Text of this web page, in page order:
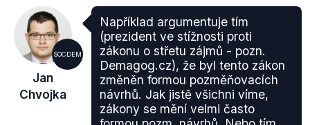
na zrušení služebního zákona, popř. na zrušení
dvaceti jednotlivých ustanovení tohoto zákona.
Ústavní soudnakonec vyhověl prezidentovi
republiky pouze v návrhu na zrušení ustanovení,
které umožňuje vedoucím sedmi ústředních orgánů
státní správy oponovat vládě v jejím případném
záměru snížit v rámci systematizace počet
SOCDEM
Jan
Chvojka
Například argumentuje tím
(prezident ve stížnosti proti
zákonu o střetu zájmů - pozn.
Demagog.cz), že byl tento zákon
změněn formou pozměňovacích
návrhů. Jak jistě všichni víme,
zákony se mění velmi často